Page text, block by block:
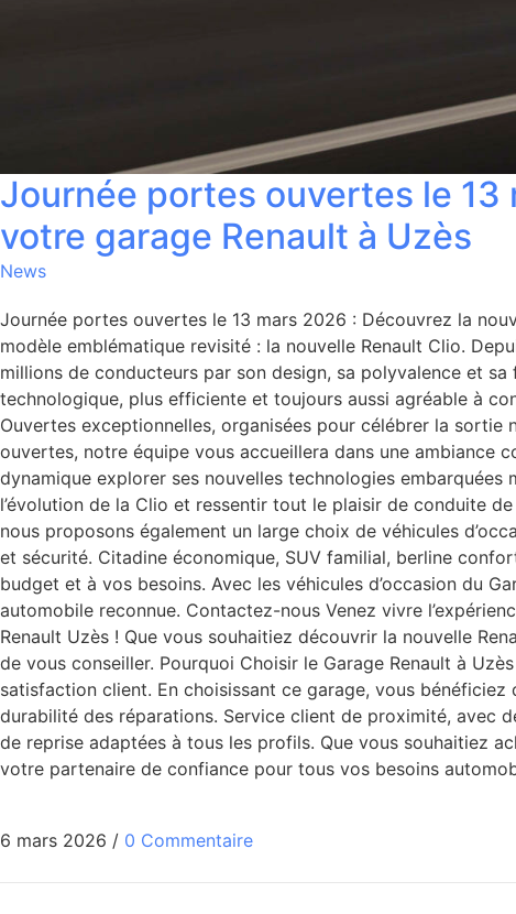
Journée portes ouvertes le 13
votre garage Renault à Uzès​
News
Journée portes ouvertes le 13 mars 2026 : Découvrez la
modèle emblématique revisité : la nouvelle Renault Clio.
millions de conducteurs par son design, sa polyvalence et
technologique, plus efficiente et toujours aussi agréable à
Ouvertes exceptionnelles, organisées pour célébrer la sortie
ouvertes, notre équipe vous accueillera dans une ambiance
dynamique explorer ses nouvelles technologies
l’évolution de la Clio et ressentir tout le plaisir de conduite
nous proposons également un large choix de véhicules
et sécurité. Citadine économique, SUV familial, berline
budget et à vos besoins. Avec les véhicules d’occasion du
automobile reconnue. Contactez-nous Venez vivre
Renault Uzès ! Que vous souhaitiez découvrir la nouvelle
de vous conseiller. Pourquoi Choisir le Garage Renault à
satisfaction client. En choisissant ce garage, vous
durabilité des réparations. Service client de proximité, avec
de reprise adaptées à tous les profils. Que vous souhaitiez
votre partenaire de confiance pour tous vos besoins
6 mars 2026 / 0 Commentaire